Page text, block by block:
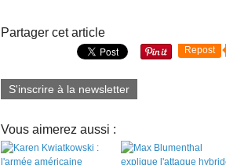
Partager cet article
Repost
S'inscrire à la newsletter
Vous aimerez aussi :